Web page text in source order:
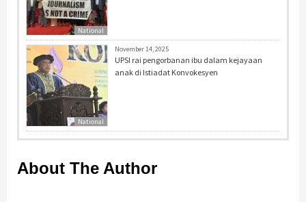
National
National
November 14, 2025
UPSI rai pengorbanan ibu dalam kejayaan
anak di Istiadat Konvokesyen
About The Author